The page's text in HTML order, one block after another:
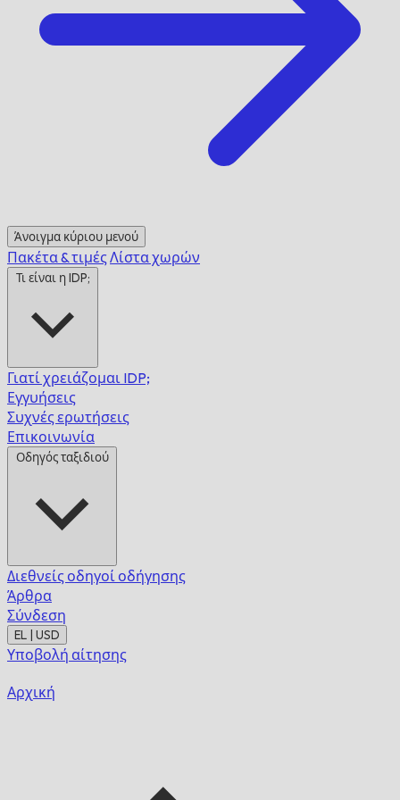
Άνοιγμα κύριου μενού
Πακέτα & τιμέςΛίστα χωρών
Τι είναι η IDP;
Γιατί χρειάζομαι IDP;
Εγγυήσεις
Συχνές ερωτήσεις
Επικοινωνία
Οδηγός ταξιδιού
Διεθνείς οδηγοί οδήγησης
Άρθρα
Σύνδεση
EL | USD
Υποβολή αίτησης
Αρχική